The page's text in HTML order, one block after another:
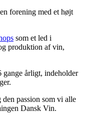
forening med et højt
som et led i
produktion af vin,
gange årligt, indeholder
passion som vi alle
Dansk Vin.